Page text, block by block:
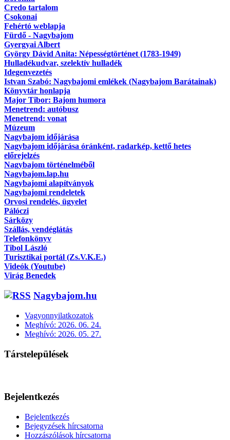
Credo tartalom
Csokonai
Fehértó weblapja
Fürdő - Nagybajom
Gyergyai Albert
György Dávid Anita: Népességtörténet (1783-1949)
Hulladékudvar, szelektív hulladék
Idegenvezetés
Istvan Szabó: Nagybajomi emlékek (Nagybajom Barátainak)
Könyvtár honlapja
Major Tibor: Bajom humora
Menetrend: autóbusz
Menetrend: vonat
Múzeum
Nagybajom időjárása
Nagybajom időjárása óránként, radarkép, kettő hetes
előrejelzés
Nagybajom történelméből
Nagybajom.lap.hu
Nagybajomi alapítványok
Nagybajomi rendeletek
Orvosi rendelés, ügyelet
Pálóczi
Sárközy
Szállás, vendéglátás
Telefonkönyv
Tibol László
Turisztikai portál (Zs.V.K.E.)
Videók (Youtube)
Virág Benedek
Nagybajom.hu
Vagyonnyilatkozatok
Meghívó: 2026. 06. 24.
Meghívó: 2026. 05. 27.
Társtelepülések
Bejelentkezés
Bejelentkezés
Bejegyzések hírcsatorna
Hozzászólások hírcsatorna